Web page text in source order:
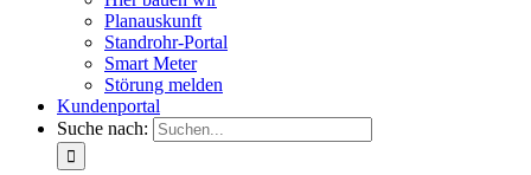
Planauskunft
Standrohr-Portal
Smart Meter
Störung melden
Kundenportal
Suche nach: